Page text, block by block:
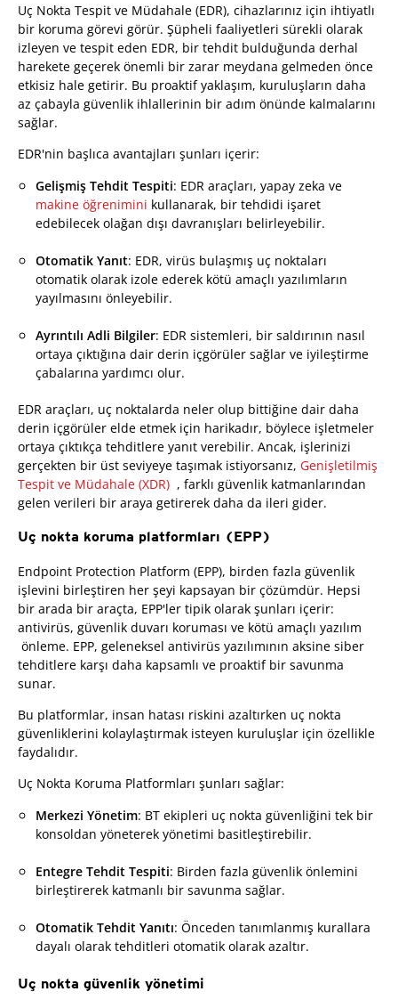
Uç Nokta Tespit ve Müdahale (EDR), cihazlarınız için ihtiyatlı
bir koruma görevi görür. Şüpheli faaliyetleri sürekli olarak
izleyen ve tespit eden EDR, bir tehdit bulduğunda derhal
harekete geçerek önemli bir zarar meydana gelmeden önce
etkisiz hale getirir. Bu proaktif yaklaşım, kuruluşların daha
az çabayla güvenlik ihlallerinin bir adım önünde kalmalarını
sağlar.
EDR'nin başlıca avantajları şunları içerir:
Gelişmiş Tehdit Tespiti: EDR araçları, yapay zeka ve
makine öğrenimini kullanarak, bir tehdidi işaret
edebilecek olağan dışı davranışları belirleyebilir.
Otomatik Yanıt: EDR, virüs bulaşmış uç noktaları
otomatik olarak izole ederek kötü amaçlı yazılımların
yayılmasını önleyebilir.
Ayrıntılı Adli Bilgiler: EDR sistemleri, bir saldırının nasıl
ortaya çıktığına dair derin içgörüler sağlar ve iyileştirme
çabalarına yardımcı olur.
EDR araçları, uç noktalarda neler olup bittiğine dair daha
derin içgörüler elde etmek için harikadır, böylece işletmeler
ortaya çıktıkça tehditlere yanıt verebilir. Ancak, işlerinizi
gerçekten bir üst seviyeye taşımak istiyorsanız, Genişletilmiş
Tespit ve Müdahale (XDR) , farklı güvenlik katmanlarından
gelen verileri bir araya getirerek daha da ileri gider.
Uç nokta koruma platformları (EPP)
Endpoint Protection Platform (EPP), birden fazla güvenlik
işlevini birleştiren her şeyi kapsayan bir çözümdür. Hepsi
bir arada bir araçta, EPP'ler tipik olarak şunları içerir:
antivirüs, güvenlik duvarı koruması ve kötü amaçlı yazılım
önleme. EPP, geleneksel antivirüs yazılımının aksine siber
tehditlere karşı daha kapsamlı ve proaktif bir savunma
sunar.
Bu platformlar, insan hatası riskini azaltırken uç nokta
güvenliklerini kolaylaştırmak isteyen kuruluşlar için özellikle
faydalıdır.
Uç Nokta Koruma Platformları şunları sağlar:
Merkezi Yönetim: BT ekipleri uç nokta güvenliğini tek bir
konsoldan yöneterek yönetimi basitleştirebilir.
Entegre Tehdit Tespiti: Birden fazla güvenlik önlemini
birleştirerek katmanlı bir savunma sağlar.
Otomatik Tehdit Yanıtı: Önceden tanımlanmış kurallara
dayalı olarak tehditleri otomatik olarak azaltır.
Uç nokta güvenlik yönetimi